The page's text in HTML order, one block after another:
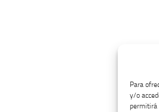
Para
y/o
permitirá